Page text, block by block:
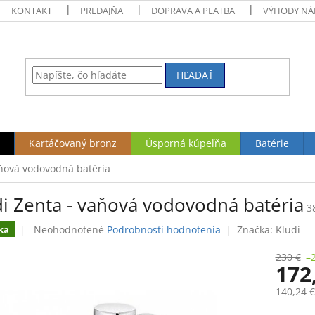
KONTAKT PREDAJŇA DOPRAVA A PLATBA VÝHODY
HĽADAŤ
Kartáčovaný bronz Úsporná kúpeľňa Batérie
vodovodná batéria
Zenta - vaňová vodovodná batéria
Priemerné
Neohodnotené Podrobnosti hodnotenia Značka: Kludi
230 €
140,24